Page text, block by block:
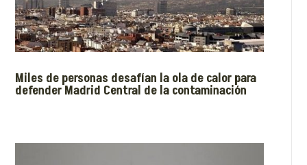
Miles de personas desafían la ola de calor para
defender Madrid Central de la contaminación